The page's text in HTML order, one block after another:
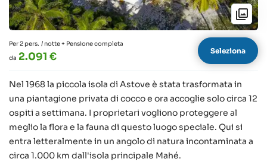
Per 2 pers. / notte + Pensione completa
da 2.091 € Seleziona
Nel 1968 la piccola isola di Astove è stata trasformata in
una piantagione privata di cocco e ora accoglie solo circa 12
ospiti a settimana. I proprietari vogliono proteggere al
meglio la flora e la fauna di questo luogo speciale. Qui si
entra letteralmente in un angolo di natura incontaminata a
circa 1.000 km dall'isola principale Mahé.